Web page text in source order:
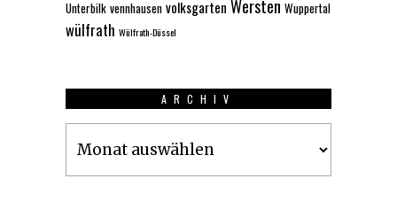
Unterbilk vennhausen volksgarten Wersten Wuppertal
wülfrath Wülfrath-Düssel
ARCHIV